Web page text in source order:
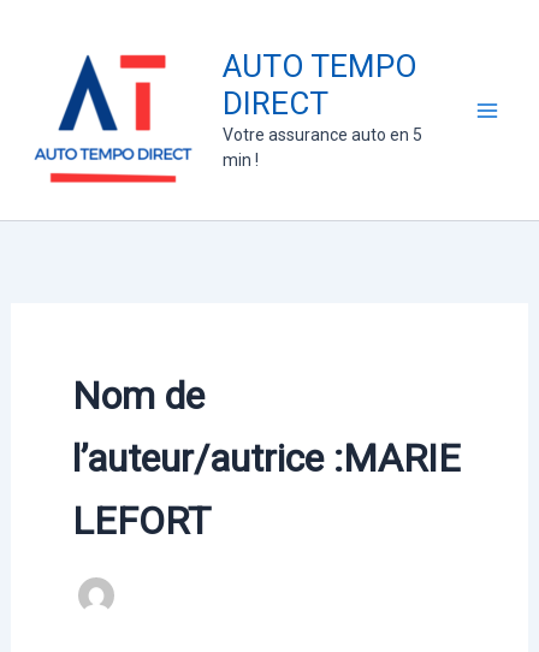
AUTO TEMPO
DIRECT
Votre assurance auto en 5
min !
Nom de
l’auteur/autrice :MARIE
LEFORT